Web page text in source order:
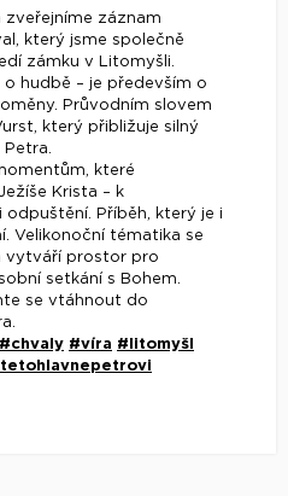
zveřejníme záznam
který jsme společně
zámku v Litomyšli.
o hudbě – je především o
Průvodním slovem
který přibližuje silný
které
Krista – k
Příběh, který je i
Velikonoční tématika se
vytváří prostor pro
setkání s Bohem.
se vtáhnout do
#chvaly #víra #litomyšl